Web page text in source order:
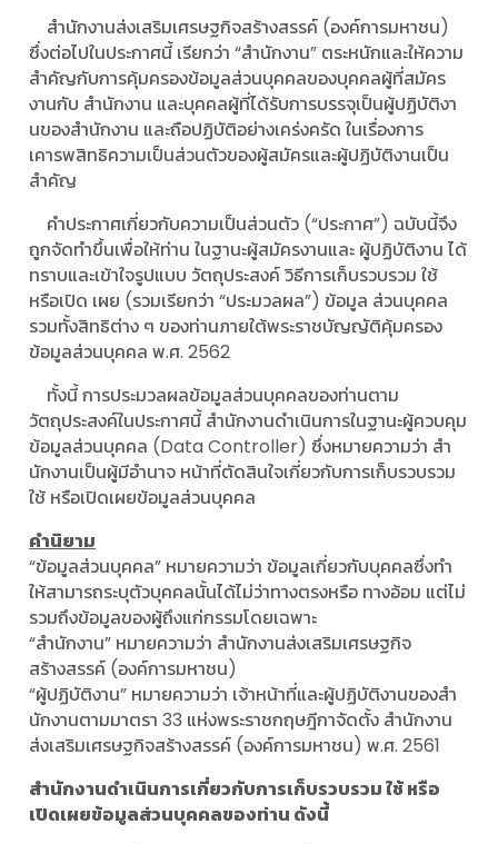
SEARCH
สํานักงานส่งเสริมเศรษฐกิจสร้างสรรค์ (องค์การมหาชน)
ซึ่งต่อไปในประกาศนี้ เรียกว่า “สํานักงาน” ตระหนักและให้ความ
สําคัญกับการคุ้มครองข้อมูลส่วนบุคคลของบุคคลผู้ที่สมัคร
งานกับ สํานักงาน และบุคคลผู้ที่ได้รับการบรรจุเป็นผู้ปฏิบัติงา
นของสํานักงาน และถือปฏิบัติอย่างเคร่งครัด ในเรื่องการ
เคารพสิทธิความเป็นส่วนตัวของผู้สมัครและผู้ปฏิบัติงานเป็น
สําคัญ
คําประกาศเกี่ยวกับความเป็นส่วนตัว (“ประกาศ”) ฉบับนี้จึง
ถูกจัดทําขึ้นเพื่อให้ท่าน ในฐานะผู้สมัครงานและ ผู้ปฏิบัติงาน ได้
ทราบและเข้าใจรูปแบบ วัตถุประสงค์ วิธีการเก็บรวบรวม ใช้
หรือเปิด เผย (รวมเรียกว่า “ประมวลผล”) ข้อมูล ส่วนบุคคล
รวมทั้งสิทธิต่าง ๆ ของท่านภายใต้พระราชบัญญัติคุ้มครอง
ข้อมูลส่วนบุคคล พ.ศ. 2562
ทั้งนี้ การประมวลผลข้อมูลส่วนบุคคลของท่านตาม
วัตถุประสงค์ในประกาศนี้ สํานักงานดําเนินการในฐานะผู้ควบคุม
ข้อมูลส่วนบุคคล (Data Controller) ซึ่งหมายความว่า สํา
นักงานเป็นผู้มีอํานาจ หน้าที่ตัดสินใจเกี่ยวกับการเก็บรวบรวม
ใช้ หรือเปิดเผยข้อมูลส่วนบุคคล
คำนิยาม
“ข้อมูลส่วนบุคคล” หมายความว่า ข้อมูลเกี่ยวกับบุคคลซึ่งทํา
ให้สามารถระบุตัวบุคคลนั้นได้ไม่ว่าทางตรงหรือ ทางอ้อม แต่ไม่
รวมถึงข้อมูลของผู้ถึงแก่กรรมโดยเฉพาะ
“สํานักงาน” หมายความว่า สํานักงานส่งเสริมเศรษฐกิจ
สร้างสรรค์ (องค์การมหาชน)
“ผู้ปฏิบัติงาน” หมายความว่า เจ้าหน้าที่และผู้ปฏิบัติงานของสํา
นักงานตามมาตรา 33 แห่งพระราชกฤษฎีกาจัดตั้ง สํานักงาน
ส่งเสริมเศรษฐกิจสร้างสรรค์ (องค์การมหาชน) พ.ศ. 2561
สํานักงานดําเนินการเกี่ยวกับการเก็บรวบรวม ใช้ หรือ
เปิดเผยข้อมูลส่วนบุคคลของท่าน ดังนี้